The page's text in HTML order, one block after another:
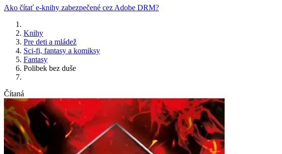
Ako čítať e-knihy zabezpečené cez Adobe DRM?
Knihy
Pre deti a mládež
Sci-fi, fantasy a komiksy
Fantasy
Polibek bez duše
Čítaná